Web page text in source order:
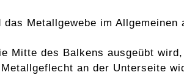
Metallgewebe im
Mitte des Balkens ausgeübt
an der Unterseite